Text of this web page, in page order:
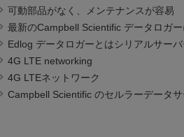
可動部品がなく、メンテナンスが容易
最新のCampbell Scientific データロガ
Edlog データロガーとはシリアルサー
4G LTE networking
4G LTEネットワーク
Campbell Scientific のセルラーデータ